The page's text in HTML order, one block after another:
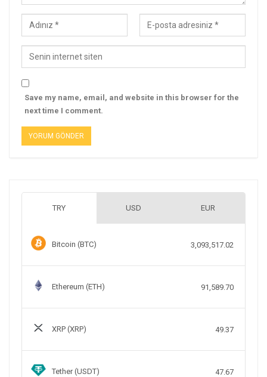
Save my name, email, and website in this browser for the
next time I comment.
TRY USD EUR
Bitcoin (BTC) 3,093,517.02
Ethereum (ETH) 91,589.70
XRP (XRP) 49.37
Tether (USDT) 47.67